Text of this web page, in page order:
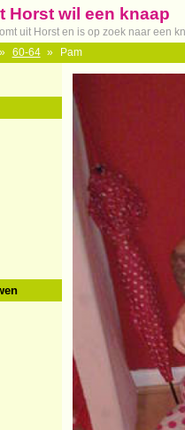
Horst wil een knaap
uit Horst en is op zoek naar een
» 60-64 » Pam